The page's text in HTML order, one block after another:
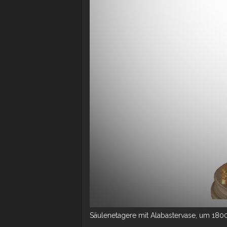
Säulenetagere mit Alabastervase, um